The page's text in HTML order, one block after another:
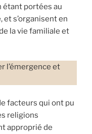
étant portées au
et s’organisent en
la vie familiale et
l’émergence et
facteurs qui ont pu
religions
approprié de